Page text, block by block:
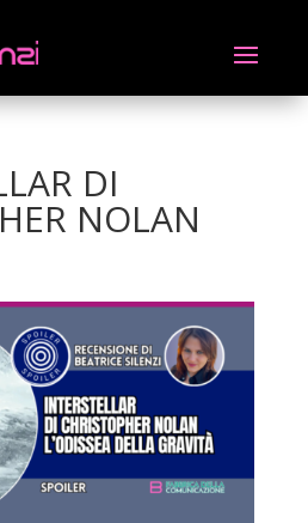
DI
NOLAN